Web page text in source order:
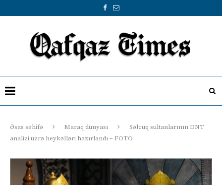
Əsas səhifə Maraq dünyası
Səlcuq sultanlarının DNT
analizi üzrə heykəlləri hazırlandı – FOTO